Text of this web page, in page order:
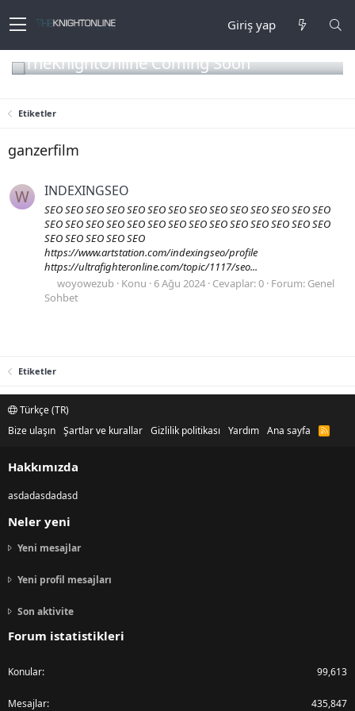
Giriş yap
TheKnightOnline Coming Soon
Etiketler
ganzerfilm
W INDEXINGSEO
SEO SEO SEO SEO SEO SEO SEO SEO SEO SEO SEO SEO SEO SEO
SEO SEO SEO SEO SEO SEO SEO SEO SEO SEO SEO SEO SEO SEO
SEO SEO SEO SEO SEO
https://www.artstation.com/indexingseo/profile
https://ultrafighteronline.com/topic/1117/seo...
woyowezub Konu 6 Ağu 2024 Cevaplar: 0 Forum: Genel
Sohbet
Etiketler
Türkçe (TR)
Bize ulaşın Şartlar ve kurallar Gizlilik politikası Yardım Ana sayfa
R
S
Hakkımızda
asdadasdadasd
Neler yeni
Yeni mesajlar
Yeni profil mesajları
Son aktivite
Forum istatistikleri
Konular 99,613
Mesajlar 435,847